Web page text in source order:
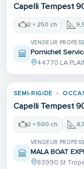
Capelli Tempest
2 × 250 ch
VENDEUR
Pornichet
44770 LA
SEMI-RIGIDE
Capelli Tempest
2 × 500 ch
VENDEUR
MALA BOAT
83990 St